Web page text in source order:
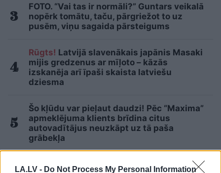
LA.LV - Do Not Process My Personal Information
FOTO. “Vai tas ir normāli?” Guntars veikalā
nopērk tomātu, taču, pārgriežot to uz
pusēm, viņu sagaida pārsteigums
Rūgts! Latvijā slavenākais japānis Masaki
mijis gredzenus ar mīļoto – kāzās
izskanēja arī īpaši skaista latviešu
dziesma
Šo kļūdu var pieļaut daudzi! Pēc “Maxima”
apmeklējuma klients brīdina citus
autovadītājus neuzkāpt uz tā paša
grābekļa